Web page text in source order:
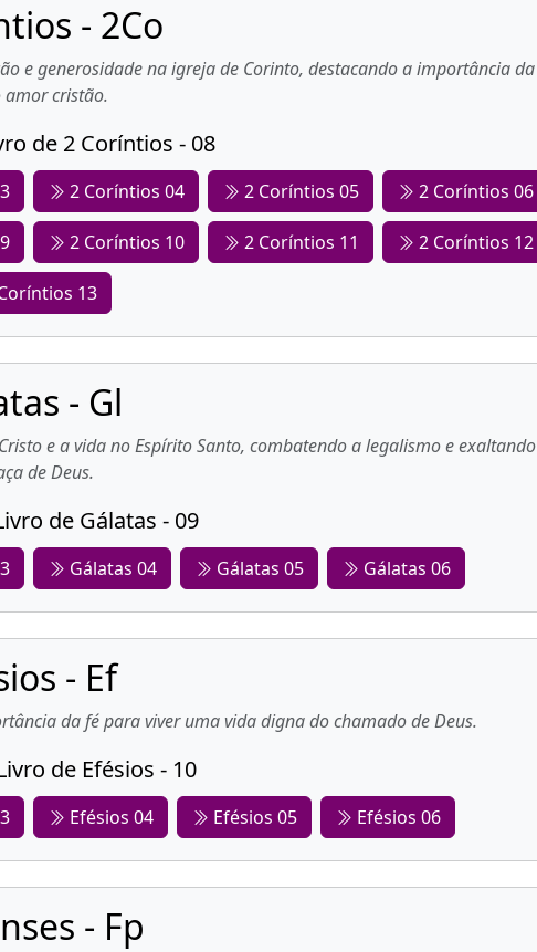
- 2Co
e generosidade na igreja de Corinto, destacando a importância da
amor cristão.
de 2 Coríntios - 08
2 Coríntios 04 2 Coríntios 05 2 Coríntios 06
2 Coríntios 10 2 Coríntios 11 2 Coríntios 12
13
- Gl
e a vida no Espírito Santo, combatendo a legalismo e exaltando
de Deus.
de Gálatas - 09
Gálatas 04 Gálatas 05 Gálatas 06
- Ef
da fé para viver uma vida digna do chamado de Deus.
de Efésios - 10
Efésios 04 Efésios 05 Efésios 06
- Fp